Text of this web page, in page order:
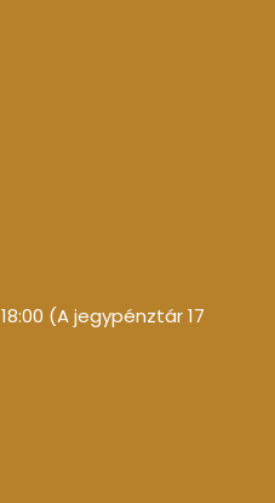
(A jegypénztár 17